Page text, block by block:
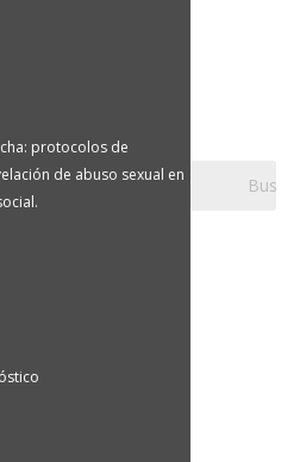
protocolos de
de abuso sexual en